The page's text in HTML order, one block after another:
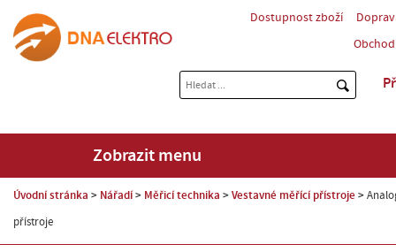
Dostupnost zboží
Zobrazit menu
Úvodní stránka Nářadí Měřicí technika Vestavné měřící přístroje
přístroje